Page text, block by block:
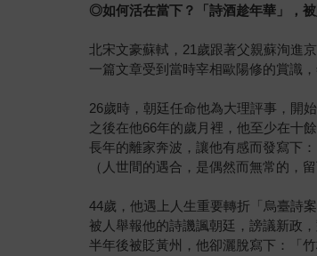
◎如何活在當下？「詩酒趁年華」，
北宋文豪蘇軾，21歲跟著父親蘇洵進
一篇文章受到當時宰相歐陽修的賞識
26歲時，朝廷任命他為大理評事，開
之後在他66年的歲月裡，他至少在十餘
長年的離家奔波，讓他有感而發寫下
（人世間的遇合，是偶然而無常的，
44歲，他遇上人生重要轉折「烏臺詩案
被人舉報他的詩譏諷朝廷，謗議新政
半年後被貶黃州，他卻灑脫寫下：「